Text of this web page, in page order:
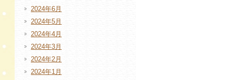
2024年6月
2024年5月
2024年4月
2024年3月
2024年2月
2024年1月